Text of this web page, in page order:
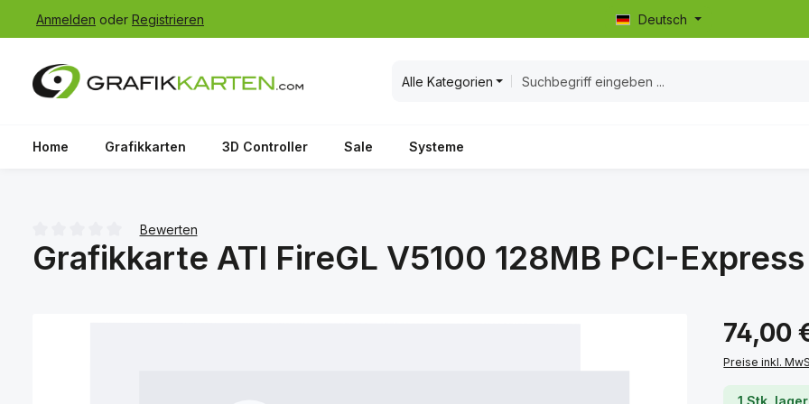
Hauptinhalt springen
Zur Suche springen
Zur Hauptnavigation springen
Anmelden oder Registrieren Deutsch
Alle Kategorien
Home Grafikkarten 3D Controller Sale Systeme
Durchschnittliche Bewertung von 0 von 5 Sternen
Bewerten
Grafikkarte ATI FireGL V5100 128MB PCI-Express
Regulärer
74,00
Preise inkl.
1 Stk.